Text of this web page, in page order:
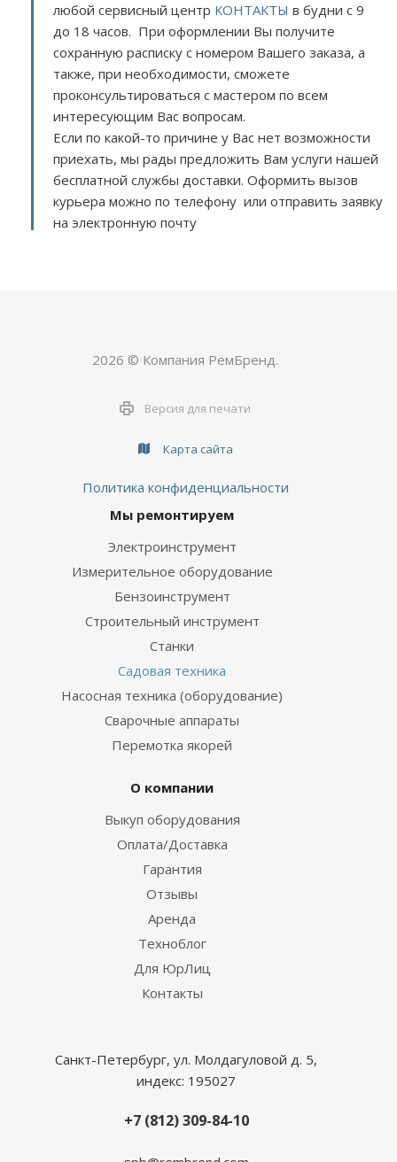
любой сервисный центр КОНТАКТЫ в будни с 9
до 18 часов. При оформлении Вы получите
сохранную расписку с номером Вашего заказа, а
также, при необходимости, сможете
проконсультироваться с мастером по всем
интересующим Вас вопросам.
Если по какой-то причине у Вас нет возможности
приехать, мы рады предложить Вам услуги нашей
бесплатной службы доставки. Оформить вызов
курьера можно по телефону или отправить заявку
на электронную почту
2026 © Компания РемБренд.
Версия для печати
Карта сайта
Политика конфиденциальности
Мы ремонтируем
Электроинструмент
Измерительное оборудование
Бензоинструмент
Строительный инструмент
Станки
Садовая техника
Насосная техника (оборудование)
Сварочные аппараты
Перемотка якорей
О компании
Выкуп оборудования
Оплата/Доставка
Гарантия
Отзывы
Аренда
Техноблог
Для ЮрЛиц
Контакты
Санкт-Петербург, ул. Молдагуловой д. 5,
индекс: 195027
+7 (812) 309-84-10